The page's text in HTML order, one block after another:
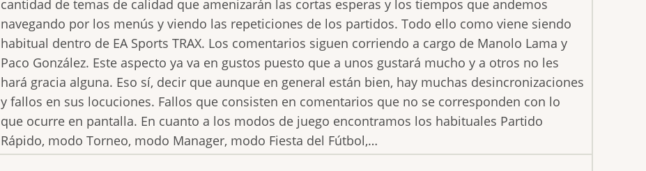
cantidad de temas de calidad que amenizarán las cortas esperas y los tiempos que andemos
navegando por los menús y viendo las repeticiones de los partidos. Todo ello como viene siendo
habitual dentro de EA Sports TRAX. Los comentarios siguen corriendo a cargo de Manolo Lama y
Paco González. Este aspecto ya va en gustos puesto que a unos gustará mucho y a otros no les
hará gracia alguna. Eso sí, decir que aunque en general están bien, hay muchas desincronizaciones
y fallos en sus locuciones. Fallos que consisten en comentarios que no se corresponden con lo
que ocurre en pantalla. En cuanto a los modos de juego encontramos los habituales Partido
Rápido, modo Torneo, modo Manager, modo Fiesta del Fútbol,…